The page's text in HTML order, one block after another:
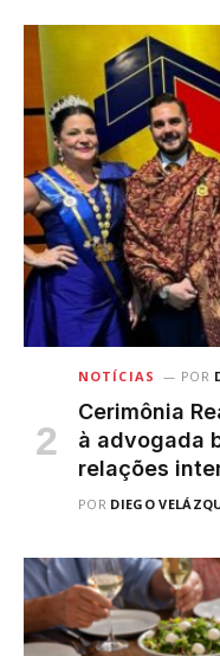
NOTÍCIAS POR
Cerimônia
à advogada
relações
POR DIEGO